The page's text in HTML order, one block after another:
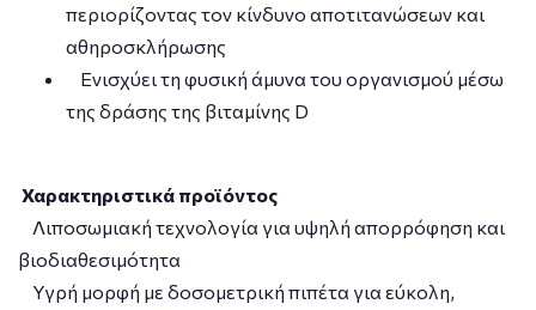
περιορίζοντας τον κίνδυνο αποτιτανώσεων και
αθηροσκλήρωσης
Ενισχύει τη φυσική άμυνα του οργανισμού μέσω
της δράσης της βιταμίνης D
Χαρακτηριστικά προϊόντος
Λιποσωμιακή τεχνολογία για υψηλή απορρόφηση και
βιοδιαθεσιμότητα
Υγρή μορφή με δοσομετρική πιπέτα για εύκολη,